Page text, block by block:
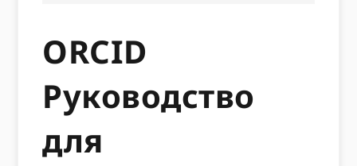
ORCID
Руководство
для